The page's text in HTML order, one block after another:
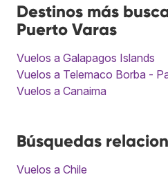
Destinos más
Puerto Varas
Vuelos a Galapagos Islands
Vuelos a Telemaco Borba -
Vuelos a Canaima
Búsquedas
Vuelos a Chile